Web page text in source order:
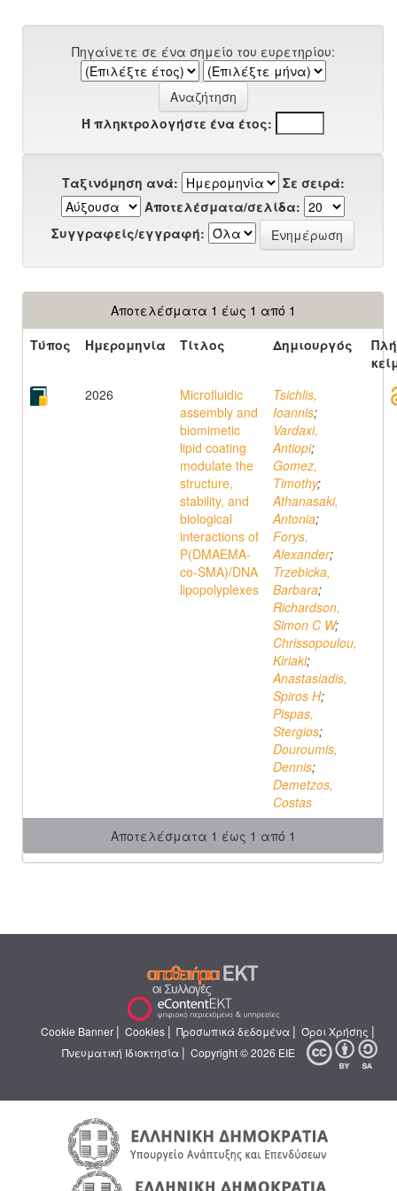
Πηγαίνετε σε ένα σημείο του ευρετηρίου:
Ή πληκτρολογήστε ένα έτος:
Ταξινόμηση ανά:
Σε σειρά:
Αποτελέσματα/σελίδα:
Συγγραφείς/εγγραφή:
Αποτελέσματα 1 έως 1 από 1
Τύπος
Ημερομηνία Τίτλος Δημιουργός
2026
Microfluidic
assembly and
biomimetic
lipid coating
modulate the
structure,
stability, and
biological
interactions of
P(DMAEMA-
co-SMA)/DNA
lipopolyplexes
Tsichlis,
Ioannis;
Vardaxi,
Antiopi;
Gomez,
Timothy;
Athanasaki,
Antonia;
Forys,
Alexander;
Trzebicka,
Barbara;
Richardson,
Simon C W;
Chrissopoulou,
Kiriaki;
Anastasiadis,
Spiros H;
Pispas,
Stergios;
Douroumis,
Dennis;
Demetzos,
Costas
Αποτελέσματα 1 έως 1 από 1
Cookie Banner | Cookies | Προσωπικά δεδομένα | Όροι Χρήσης |
Πνευματική Ιδιοκτησία | Copyright © 2026 ΕΙΕ